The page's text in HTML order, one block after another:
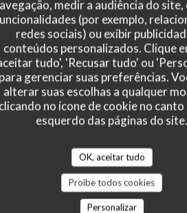
medir a audiência do
(por exemplo,
redes sociais) ou exibir
conteúdos personalizados. Clique
tudo', 'Recusar tudo' ou
para gerenciar suas preferências.
alterar suas escolhas a qualquer
clicando no ícone de cookie no
esquerdo das páginas do site.
OK, aceitar tudo
Proíbe todos cookies
Personalizar
2
5/5 menu:5/5 quality_price: 5/5
l'accueil et le service, les plats, le
3
quality_price: 4/5